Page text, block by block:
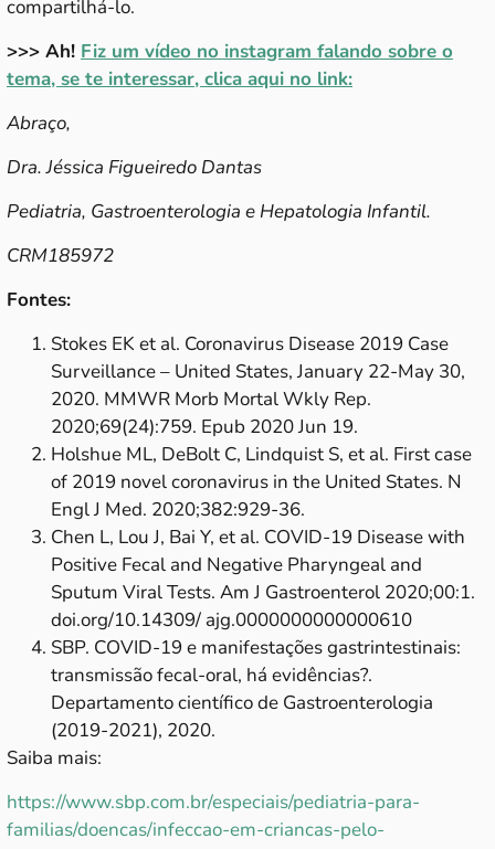
compartilhá-lo.
>>> Ah! Fiz um vídeo no instagram falando sobre o
tema, se te interessar, clica aqui no link:
Abraço,
Dra. Jéssica Figueiredo Dantas
Pediatria, Gastroenterologia e Hepatologia Infantil.
CRM185972
Fontes:
Stokes EK et al. Coronavirus Disease 2019 Case
Surveillance – United States, January 22-May 30,
2020. MMWR Morb Mortal Wkly Rep.
2020;69(24):759. Epub 2020 Jun 19.
Holshue ML, DeBolt C, Lindquist S, et al. First case
of 2019 novel coronavirus in the United States. N
Engl J Med. 2020;382:929-36.
Chen L, Lou J, Bai Y, et al. COVID-19 Disease with
Positive Fecal and Negative Pharyngeal and
Sputum Viral Tests. Am J Gastroenterol 2020;00:1.
doi.org/10.14309/ ajg.0000000000000610
SBP. COVID-19 e manifestações gastrintestinais:
transmissão fecal-oral, há evidências?.
Departamento científico de Gastroenterologia
(2019-2021), 2020.
Saiba mais:
https://www.sbp.com.br/especiais/pediatria-para-
familias/doencas/infeccao-em-criancas-pelo-